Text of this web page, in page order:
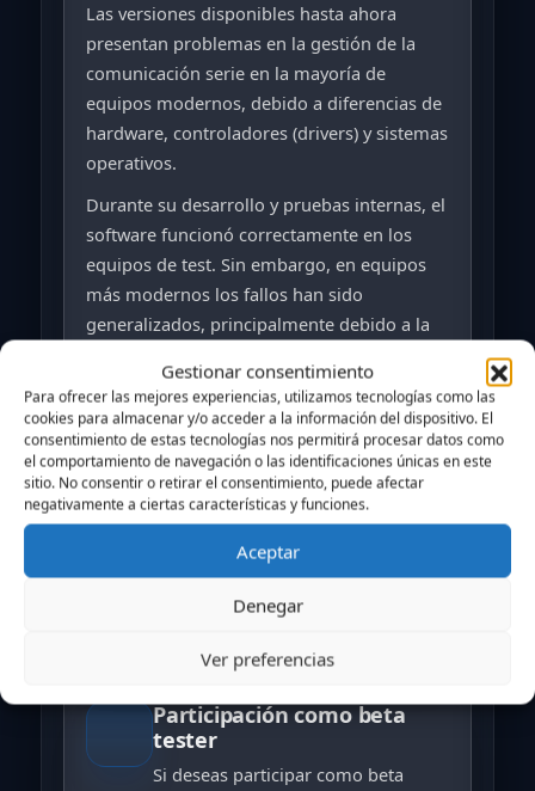
Gestionar consentimiento
Para ofrecer las mejores experiencias, utilizamos tecnologías como las
cookies para almacenar y/o acceder a la información del dispositivo. El
consentimiento de estas tecnologías nos permitirá procesar datos como
el comportamiento de navegación o las identificaciones únicas en este
sitio. No consentir o retirar el consentimiento, puede afectar
negativamente a ciertas características y funciones.
Aceptar
Denegar
Ver preferencias
Las versiones disponibles hasta ahora
presentan problemas en la gestión de la
comunicación serie en la mayoría de
equipos modernos, debido a diferencias de
hardware, controladores (drivers) y sistemas
operativos.
Durante su desarrollo y pruebas internas, el
software funcionó correctamente en los
equipos de test. Sin embargo, en equipos
más modernos los fallos han sido
generalizados, principalmente debido a la
La nueva versión en desarrollo
incorpora unsistema de
comunicaciones totalmente
mejorado, más robusto y compatible
con equipos actuales.
Próximamente habrá más noticias.
Participación como beta
tester
Si deseas participar como beta